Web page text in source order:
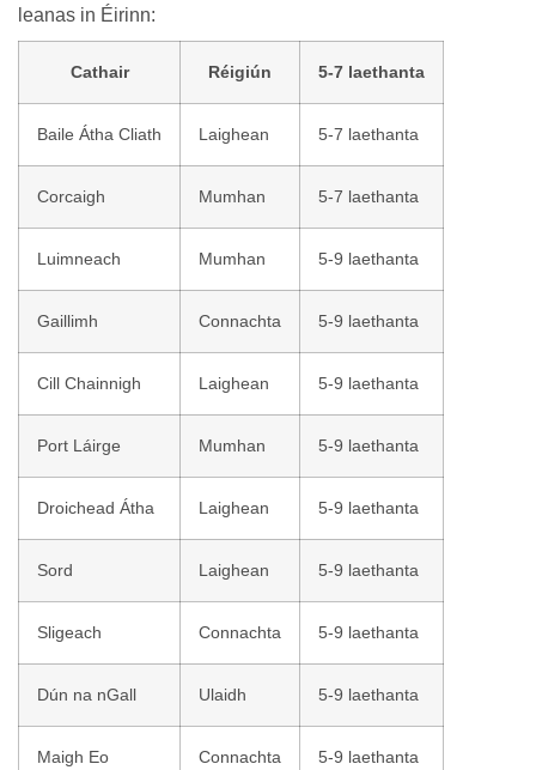
leanas in Éirinn:
Cathair Réigiún 5-7 laethanta
Baile Átha Cliath Laighean 5-7 laethanta
Corcaigh Mumhan 5-7 laethanta
Luimneach Mumhan 5-9 laethanta
Gaillimh Connachta 5-9 laethanta
Cill Chainnigh Laighean 5-9 laethanta
Port Láirge Mumhan 5-9 laethanta
Droichead Átha Laighean 5-9 laethanta
Sord Laighean 5-9 laethanta
Sligeach Connachta 5-9 laethanta
Dún na nGall Ulaidh 5-9 laethanta
Maigh Eo Connachta 5-9 laethanta